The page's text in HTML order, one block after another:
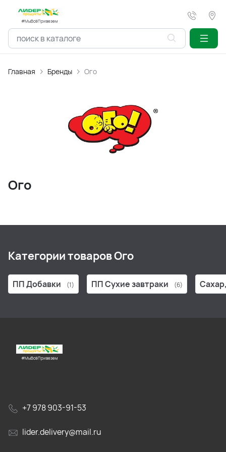
#МыВсёПривезем
Главная Бренды Ого
Ого
Категории товаров Ого
ПП Добавки (1) ПП Сухие завтраки (6)
#МыВсёПривезем
+7 978 903-91-53
lider.delivery@mail.ru